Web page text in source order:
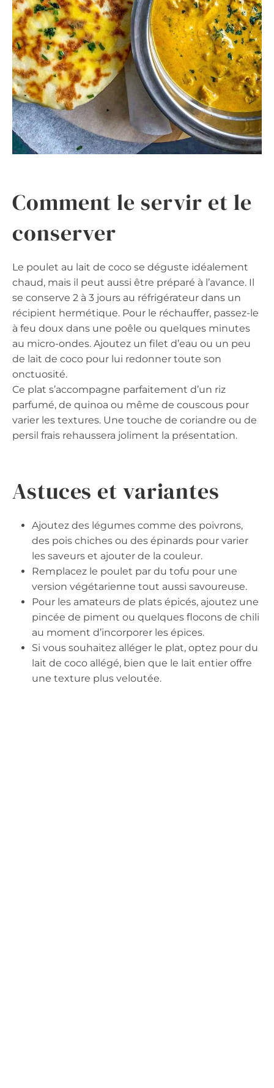
Comment le servir et le
conserver
Le poulet au lait de coco se déguste idéalement
chaud, mais il peut aussi être préparé à l’avance. Il
se conserve 2 à 3 jours au réfrigérateur dans un
récipient hermétique. Pour le réchauffer, passez-le
à feu doux dans une poêle ou quelques minutes
au micro-ondes. Ajoutez un filet d’eau ou un peu
de lait de coco pour lui redonner toute son
onctuosité.
Ce plat s’accompagne parfaitement d’un riz
parfumé, de quinoa ou même de couscous pour
varier les textures. Une touche de coriandre ou de
persil frais rehaussera joliment la présentation.
Astuces et variantes
Ajoutez des légumes comme des poivrons,
des pois chiches ou des épinards pour varier
les saveurs et ajouter de la couleur.
Remplacez le poulet par du tofu pour une
version végétarienne tout aussi savoureuse.
Pour les amateurs de plats épicés, ajoutez une
pincée de piment ou quelques flocons de chili
au moment d’incorporer les épices.
Si vous souhaitez alléger le plat, optez pour du
lait de coco allégé, bien que le lait entier offre
une texture plus veloutée.